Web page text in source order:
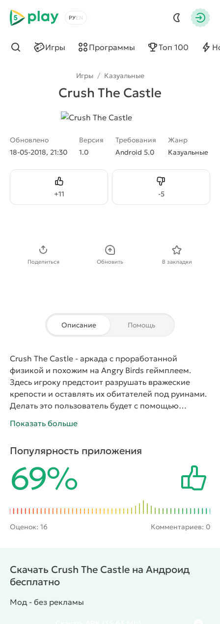
5play
Выбрать язык
Игры Программы Топ 100
Найти
Игры / Казуальные
Crush The Castle
Обновлено
18-05-2018, 21:30
Версия
1.0
Требования
Android 5.0
Жанр
Казуальные
+11
Нравится -5
Не нравится
Поделиться Обновить В закладки
Описание Помощь
Crush The Castle - аркада с проработанной
физикой и похожим на Angry Birds геймплеем.
Здесь игроку предстоит разрушать вражеские
крепости и оставлять их обитателей под руинами.
Делать это пользователь будет с помощью
уровнем ее можно прокачивать, чтобы улучшить
этого тут имеются различные типы снарядов.
Каждый требуется разрушить за наименьшее
количество выстрелов, чтобы сэкономить ресурсы
и заработать больше очков.
Показать больше
Популярность приложения
69%
Оценок: 16 Комментариев: 0
Скачать Crush The Castle на Андроид
бесплатно
Мод - без рекламы